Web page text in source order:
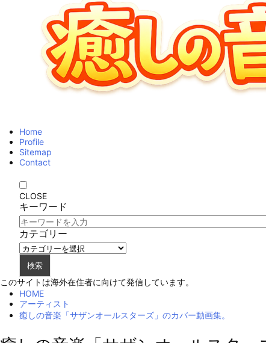
Home
Profile
Sitemap
Contact
CLOSE
キーワード
カテゴリー
検索
このサイトは海外在住者に向けて発信しています。
HOME
アーティスト
癒しの音楽「サザンオールスターズ」のカバー動画集。